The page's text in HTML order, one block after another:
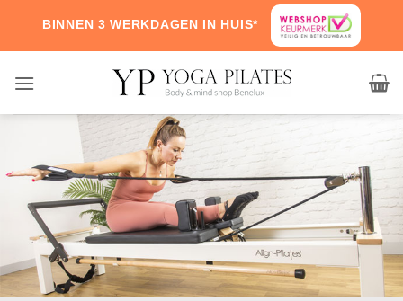
BINNEN 3 WERKDAGEN IN HUIS*